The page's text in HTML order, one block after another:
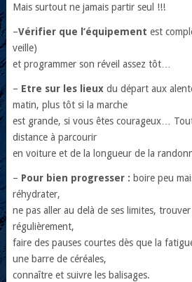
Mais surtout ne jamais partir seul !!!
–Vérifier que l’équipement est
veille)
et programmer son réveil assez tôt…
– Etre sur les lieuxdu départ aux
matin, plus tôt si la marche
est grande, si vous êtes courageux…
distance à parcourir
en voiture et de la longueur de la
– Pour bien progresser : boire peu
réhydrater,
ne pas aller au delà de ses limites,
régulièrement,
faire des pauses courtes dès que la
une barre de céréales,
connaître et suivre les balisages.